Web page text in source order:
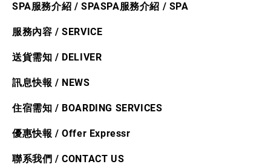
SPA服務介紹 / SPASPA服務介紹 / SPA
服務內容 / SERVICE
送貨需​知 / DELIVER
訊息快​報 / NEWS
住宿需知 / BOARDING SERVICES
優惠快報 /Offer Expressr
聯系我們 / CONTACT US